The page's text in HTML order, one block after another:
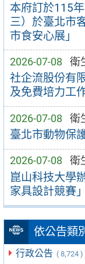
本府訂於115
三）於臺北市
市食安心展」
2026-07-08 衛
社企流股份有
及免費培力工
2026-07-08 衛
臺北市動物保
2026-07-08 衛
崑山科技大學
家具設計競賽」
依公告類
行政公告 ( 8,724 )